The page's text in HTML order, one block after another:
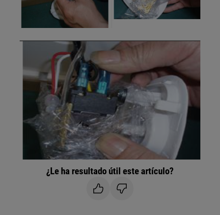
¿Le ha resultado útil este artículo?